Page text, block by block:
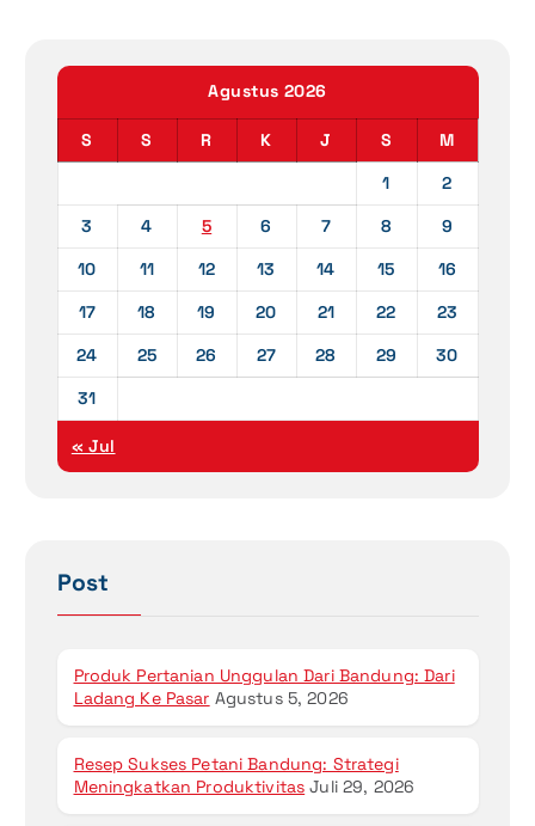
Agustus 2026
S S R K J S
M
1
2
3
4 5 6 7 8
9
10
11 12 13 14 15
16
17
18 19 20 21 22
23
24
25 26 27 28 29
30
31
« Jul
Post
Produk Pertanian Unggulan Dari Bandung: Dari
Ladang Ke Pasar Agustus 5, 2026
Resep Sukses Petani Bandung: Strategi
Meningkatkan Produktivitas Juli 29, 2026